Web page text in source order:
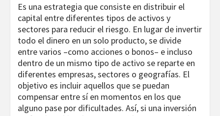
Es una estrategia que consiste en distribuir el
capital entre diferentes tipos de activos y
sectores para reducir el riesgo. En lugar de invertir
todo el dinero en un solo producto, se divide
entre varios –como acciones o bonos– e incluso
dentro de un mismo tipo de activo se reparte en
diferentes empresas, sectores o geografías. El
objetivo es incluir aquellos que se puedan
compensar entre sí en momentos en los que
alguno pase por dificultades. Así, si una inversión